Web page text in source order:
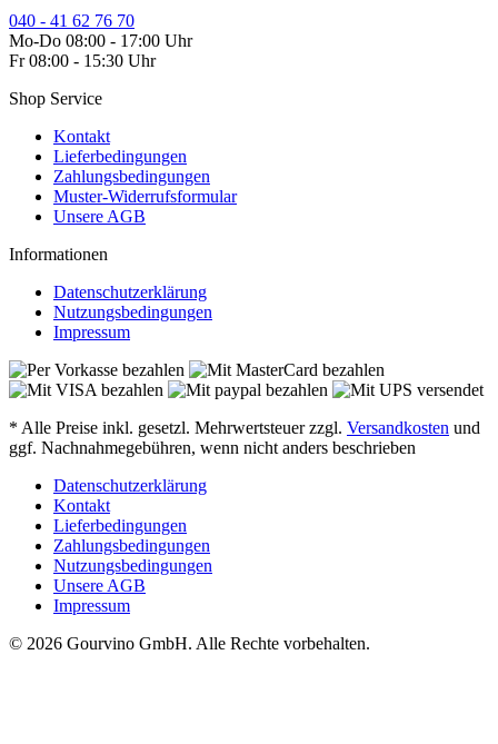
040 - 41 62 76 70
Mo-Do 08:00 - 17:00 Uhr
Fr 08:00 - 15:30 Uhr
Shop Service
Kontakt
Lieferbedingungen
Zahlungsbedingungen
Muster-Widerrufsformular
Unsere AGB
Informationen
Datenschutzerklärung
Nutzungsbedingungen
Impressum
* Alle Preise inkl. gesetzl. Mehrwertsteuer zzgl. Versandkosten und
ggf. Nachnahmegebühren, wenn nicht anders beschrieben
Datenschutzerklärung
Kontakt
Lieferbedingungen
Zahlungsbedingungen
Nutzungsbedingungen
Unsere AGB
Impressum
© 2026 Gourvino GmbH. Alle Rechte vorbehalten.